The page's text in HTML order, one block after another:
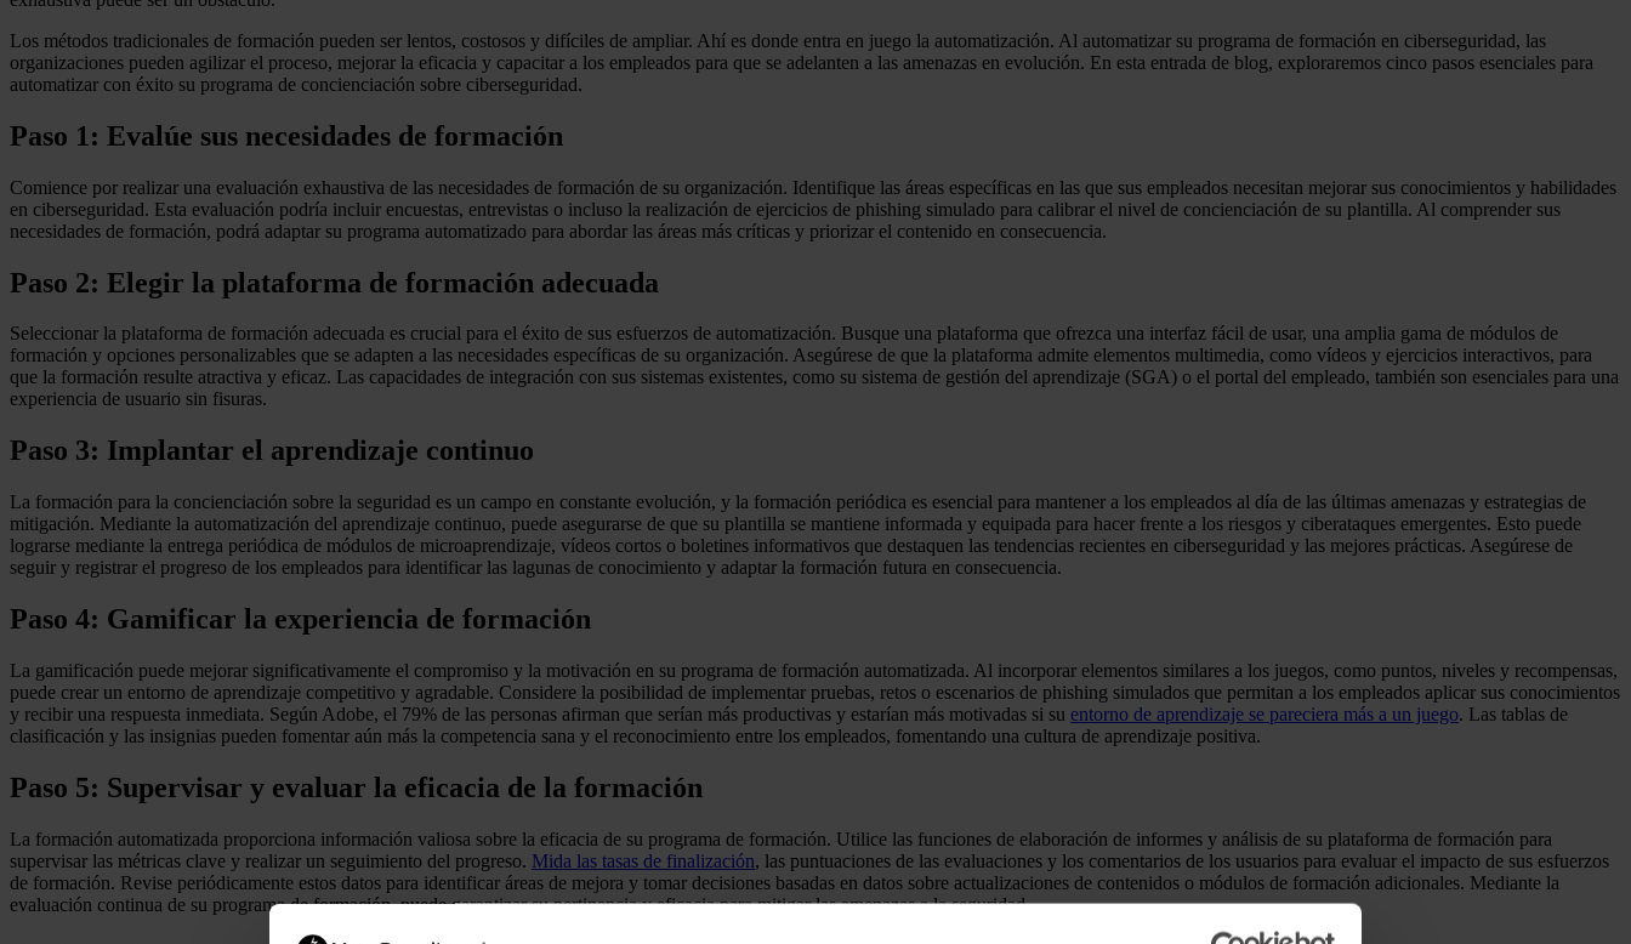
Los métodos tradicionales de formación pueden ser lentos, costosos y difíciles de ampliar. Ahí es donde entra en juego la automatización. Al automatizar su programa de formación en ciberseguridad, las
organizaciones pueden agilizar el proceso, mejorar la eficacia y capacitar a los empleados para que se adelanten a las amenazas en evolución. En esta entrada de blog, exploraremos cinco pasos esenciales para
automatizar con éxito su programa de concienciación sobre ciberseguridad.
Paso 1: Evalúe sus necesidades de formación
Comience por realizar una evaluación exhaustiva de las necesidades de formación de su organización. Identifique las áreas específicas en las que sus empleados necesitan mejorar sus conocimientos y habilidades
en ciberseguridad. Esta evaluación podría incluir encuestas, entrevistas o incluso la realización de ejercicios de phishing simulado para calibrar el nivel de concienciación de su plantilla. Al comprender sus
necesidades de formación, podrá adaptar su programa automatizado para abordar las áreas más críticas y priorizar el contenido en consecuencia.
Paso 2: Elegir la plataforma de formación adecuada
Seleccionar la plataforma de formación adecuada es crucial para el éxito de sus esfuerzos de automatización. Busque una plataforma que ofrezca una interfaz fácil de usar, una amplia gama de módulos de
formación y opciones personalizables que se adapten a las necesidades específicas de su organización. Asegúrese de que la plataforma admite elementos multimedia, como vídeos y ejercicios interactivos, para
que la formación resulte atractiva y eficaz. Las capacidades de integración con sus sistemas existentes, como su sistema de gestión del aprendizaje (SGA) o el portal del empleado, también son esenciales para una
experiencia de usuario sin fisuras.
Paso 3: Implantar el aprendizaje continuo
La formación para la concienciación sobre la seguridad es un campo en constante evolución, y la formación periódica es esencial para mantener a los empleados al día de las últimas amenazas y estrategias de
mitigación. Mediante la automatización del aprendizaje continuo, puede asegurarse de que su plantilla se mantiene informada y equipada para hacer frente a los riesgos y ciberataques emergentes. Esto puede
lograrse mediante la entrega periódica de módulos de microaprendizaje, vídeos cortos o boletines informativos que destaquen las tendencias recientes en ciberseguridad y las mejores prácticas. Asegúrese de
seguir y registrar el progreso de los empleados para identificar las lagunas de conocimiento y adaptar la formación futura en consecuencia.
Paso 4: Gamificar la experiencia de formación
La gamificación puede mejorar significativamente el compromiso y la motivación en su programa de formación automatizada. Al incorporar elementos similares a los juegos, como puntos, niveles y recompensas,
puede crear un entorno de aprendizaje competitivo y agradable. Considere la posibilidad de implementar pruebas, retos o escenarios de phishing simulados que permitan a los empleados aplicar sus conocimientos
y recibir una respuesta inmediata. Según Adobe, el 79% de las personas afirman que serían más productivas y estarían más motivadas si su entorno de aprendizaje se pareciera más a un juego. Las tablas de
clasificación y las insignias pueden fomentar aún más la competencia sana y el reconocimiento entre los empleados, fomentando una cultura de aprendizaje positiva.
Paso 5: Supervisar y evaluar la eficacia de la formación
La formación automatizada proporciona información valiosa sobre la eficacia de su programa de formación. Utilice las funciones de elaboración de informes y análisis de su plataforma de formación para
supervisar las métricas clave y realizar un seguimiento del progreso. Mida las tasas de finalización, las puntuaciones de las evaluaciones y los comentarios de los usuarios para evaluar el impacto de sus esfuerzos
de formación. Revise periódicamente estos datos para identificar áreas de mejora y tomar decisiones basadas en datos sobre actualizaciones de contenidos o módulos de formación adicionales. Mediante la
evaluación continua de su programa de formación, puede garantizar su pertinencia y eficacia para mitigar las amenazas a la seguridad.